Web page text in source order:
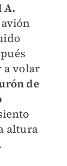
A.
a volar
de
altura